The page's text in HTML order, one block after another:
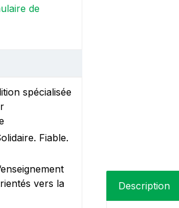
de
spécialisée
Fiable.
vers la
Description